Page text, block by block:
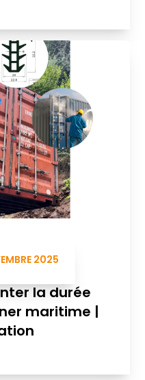
2025
la durée
maritime |